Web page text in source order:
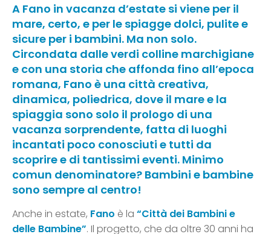
A Fano in vacanza d’estate si viene per il
mare, certo, e per le spiagge dolci, pulite e
sicure per i bambini. Ma non solo.
Circondata dalle verdi colline marchigiane
e con una storia che affonda fino all’epoca
romana, Fano è una città creativa,
dinamica, poliedrica, dove il mare e la
spiaggia sono solo il prologo di una
vacanza sorprendente, fatta di luoghi
incantati poco conosciuti e tutti da
scoprire e di tantissimi eventi. Minimo
comun denominatore? Bambini e bambine
sono sempre al centro!
Anche in estate, Fano è la “Città dei Bambini e
delle Bambine”. Il progetto, che da oltre 30 anni ha